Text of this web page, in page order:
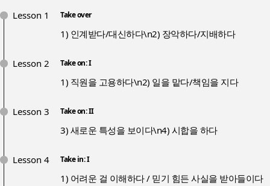
Lesson 1 Take over
1) 인계받다/대신하다\n2) 장악하다/지배하다
Lesson 2 Take on: I
1) 직원을 고용하다\n2) 일을 맡다/책임을 지다
Lesson 3 Take on: II
3) 새로운 특성을 보이다\n4) 시합을 하다
Lesson 4 Take in: I
1) 어려운 걸 이해하다 / 믿기 힘든 사실을 받아들이다